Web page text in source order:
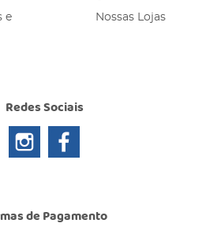
e Nossas Lojas
Redes Sociais
de Pagamento